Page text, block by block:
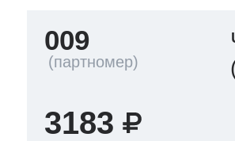
009
3183